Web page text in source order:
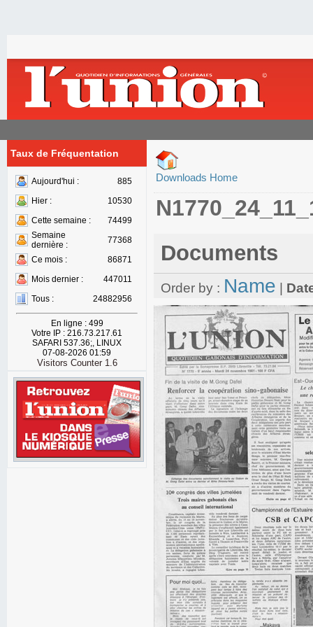
Taux de Fréquentation
Aujourd'hui :
885
Hier :
10530
Cette semaine :
74499
Semaine
dernière :
77368
Ce mois :
86871
Mois dernier :
447011
Tous :
24882956
En ligne : 499
Votre IP : 216.73.217.61
SAFARI 537.36;, LINUX
07-08-2026 01:59
Visitors Counter 1.6
Downloads Home
Documents
Order by : Name